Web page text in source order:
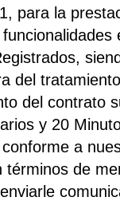
para la
del
del contrato
y 20
a
términos de